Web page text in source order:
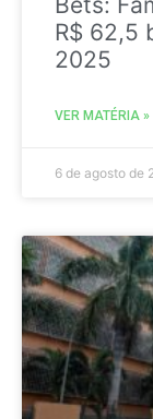
R$ 62,5
2025
VER MATÉRIA »
6 de agosto de